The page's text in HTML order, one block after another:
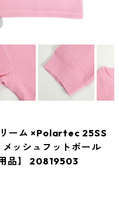
ーム ×Polartec 25SS
ッシュフットボール
品】 20819503